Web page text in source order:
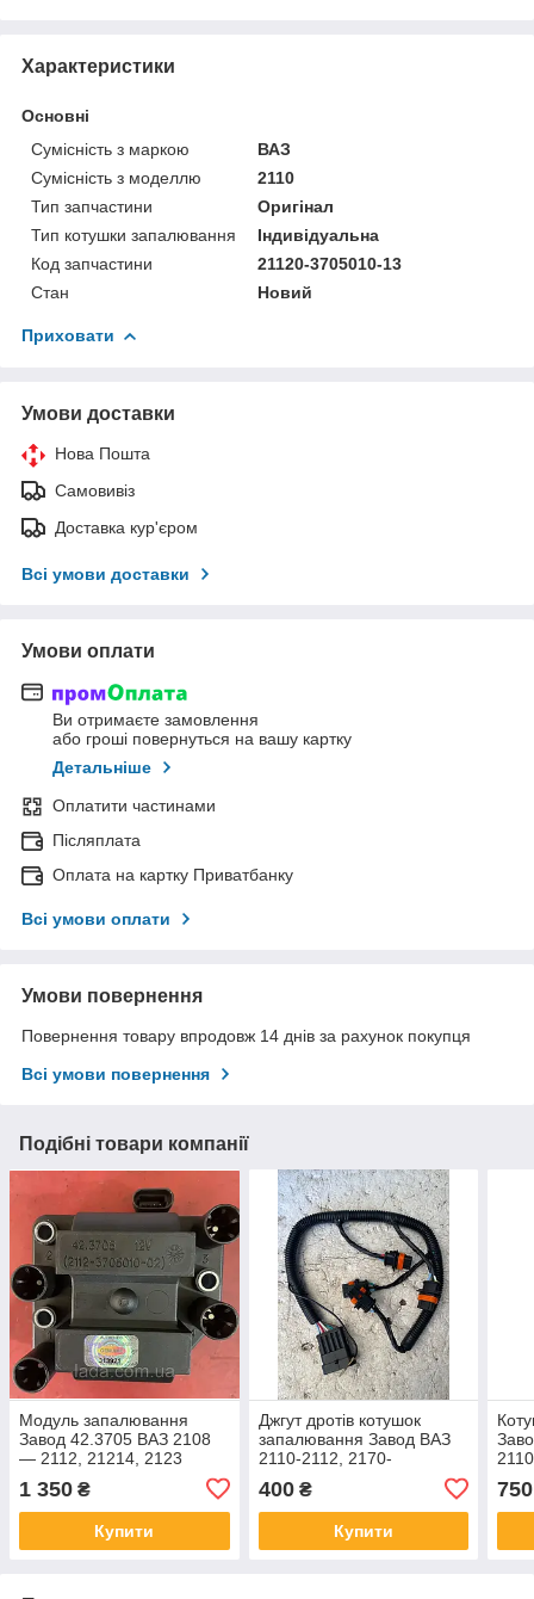
Характеристики
Основні
Сумісність з маркою
ВАЗ
Сумісність з моделлю
2110
Тип запчастини
Оригінал
Тип котушки запалювання
Індивідуальна
Код запчастини
21120-3705010-13
Стан
Новий
Приховати
Умови доставки
Нова Пошта
Самовивіз
Доставка кур'єром
Всі умови доставки
Умови оплати
Ви отримаєте замовлення
або гроші повернуться на вашу картку
Детальніше
Оплатити частинами
Післяплата
Оплата на картку Приватбанку
Всі умови оплати
Умови повернення
Повернення товару впродовж 14 днів за рахунок покупця
Всі умови повернення
Подібні товари компанії
Модуль запалювання
Завод 42.3705 ВАЗ 2108
— 2112, 21214, 2123
1 350 ₴
Купити
Джгут дротів котушок
запалювання Завод ВАЗ
2110-2112, 2170-
400₴
Купити
750